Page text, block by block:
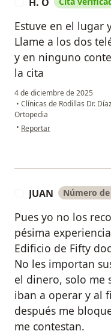
Estuve en el lugar
Llame a los dos
y en ninguno
la cita
4 de diciembre de 2025
• Clínicas de Rodillas Dr.
Ortopedia
• en opinión del usuario H. O
Reportar
JUAN Número
Pues yo no los
pésima
Edificio de Fifty
No les importan
el dinero, solo me
iban a operar y al
después me
me contestan.